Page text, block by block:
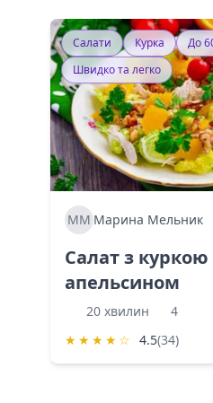
Салати Курка
До
Швидко та легко
ММ Марина Мельник
Салат з куркою
апельсином
20 хвилин
4
★ ★ ★ ★ ☆ 4.5(34)